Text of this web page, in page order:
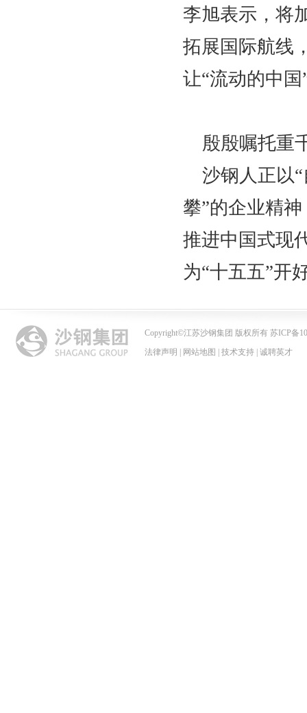
李旭表示，将
拓展国际航线
让“流动的中
殷殷嘱托重
沙钢人正以
攀”的企业精
推进中国式现
为“十五五”开
Copyright©江苏沙钢集团 版权所有 苏ICP备
法律声明
网站地图 技术支持 诚聘英才